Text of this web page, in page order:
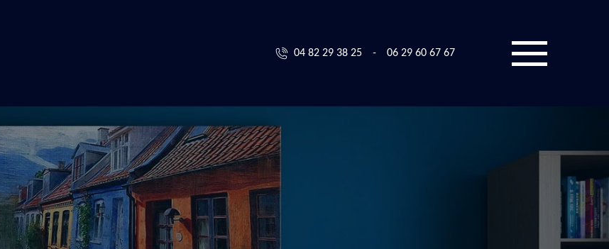
04 82 29 38 25 - 06 29 60 67 67